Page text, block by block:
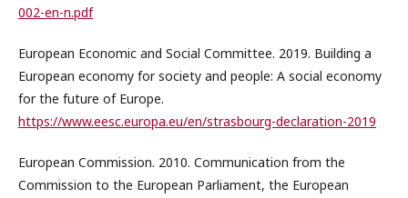
002-en-n.pdf
European Economic and Social Committee. 2019. Building a
European economy for society and people: A social economy
for the future of Europe.
https://www.eesc.europa.eu/en/strasbourg-declaration-2019
European Commission. 2010. Communication from the
Commission to the European Parliament, the European